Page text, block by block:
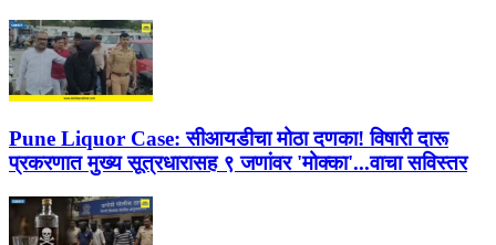
Pune Liquor Case: सीआयडीचा मोठा दणका! विषारी दारू
प्रकरणात मुख्य सूत्रधारासह ९ जणांवर 'मोक्का'...वाचा सविस्तर